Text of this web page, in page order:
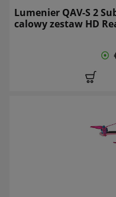
Lumenier QAV-S 2
calowy zestaw HD